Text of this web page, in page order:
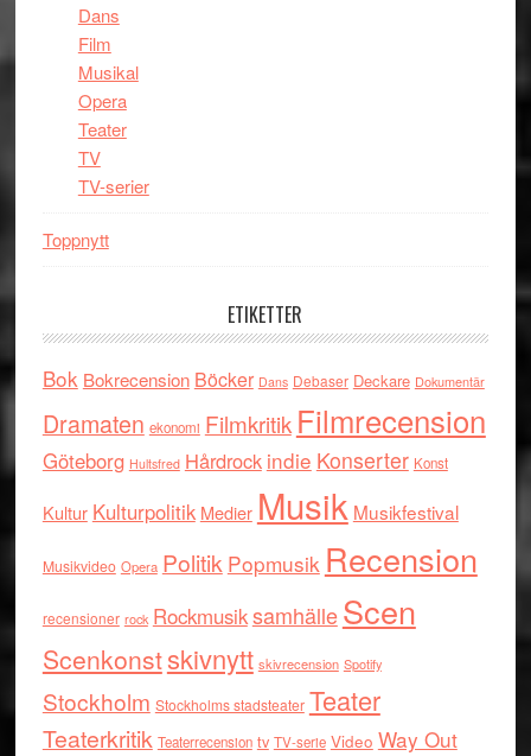
Dans
Film
Musikal
Opera
Teater
TV
TV-serier
Toppnytt
ETIKETTER
Bok Bokrecension Böcker Dans Debaser Deckare Dokumentär
Dramaten ekonomi Filmkritik Filmrecension
Göteborg Hultsfred Hårdrock indie Konserter Konst
Kultur Kulturpolitik Medier Musik Musikfestival
Musikvideo Opera Politik Popmusik Recension
recensioner rock RockmusiksamhälleScen
Scenkonstskivnytt skivrecension Spotify
Stockholm Stockholms stadsteater Teater
Teaterkritik Teaterrecension tv TV-serie Video Way Out